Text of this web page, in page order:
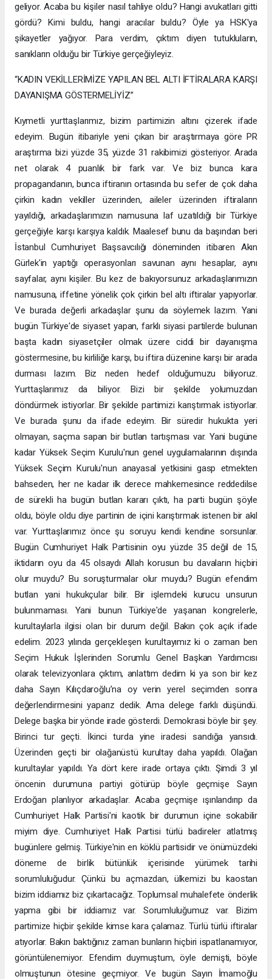
geliyor. Acaba bu kişiler nasıl tahliye oldu? Hangi avukatları gitti
gördü? Kimi buldu, hangi aracılar buldu? Öyle ya HSK'ya
şikayetler yağıyor. Para verdim, çıktım diyen tutukluların,
sanıkların olduğu bir Türkiye gerçeğiyleyiz.
“KADIN VEKİLLERİMİZE YAPILAN BEL ALTI İFTİRALARA KARŞI
DAYANIŞMA GÖSTERMELİYİZ”
Kıymetli yurttaşlarımız, bizim partimizin altını çizerek ifade
edeyim. Bugün itibariyle yeni çıkan bir araştırmaya göre PR
araştırma bizi yüzde 35, yüzde 31 rakibimizi gösteriyor. Arada
net olarak 4 puanlık bir fark var. Ve biz bunca kara
propagandanın, bunca iftiranın ortasında bu sefer de çok daha
çirkin kadın vekiller üzerinden, aileler üzerinden iftiraların
yayıldığı, arkadaşlarımızın namusuna laf uzatıldığı bir Türkiye
gerçeğiyle karşı karşıya kaldık. Maalesef bunu da başından beri
İstanbul Cumhuriyet Başsavcılığı döneminden itibaren Akın
Gürlek'in yaptığı operasyonları savunan aynı hesaplar, aynı
sayfalar, aynı kişiler. Bu kez de bakıyorsunuz arkadaşlarımızın
namusuna, iffetine yönelik çok çirkin bel altı iftiralar yapıyorlar.
Ve burada değerli arkadaşlar şunu da söylemek lazım. Yani
bugün Türkiye'de siyaset yapan, farklı siyasi partilerde bulunan
başta kadın siyasetçiler olmak üzere ciddi bir dayanışma
göstermesine, bu kirliliğe karşı, bu iftira düzenine karşı bir arada
durması lazım. Biz neden hedef olduğumuzu biliyoruz.
Yurttaşlarımız da biliyor. Bizi bir şekilde yolumuzdan
döndürmek istiyorlar. Bir şekilde partimizi karıştırmak istiyorlar.
Ve burada şunu da ifade edeyim. Bir süredir hukukta yeri
olmayan, saçma sapan bir butlan tartışması var. Yani bugüne
kadar Yüksek Seçim Kurulu'nun genel uygulamalarının dışında
Yüksek Seçim Kurulu'nun anayasal yetkisini gasp etmekten
bahseden, her ne kadar ilk derece mahkemesince reddedilse
de sürekli ha bugün butlan kararı çıktı, ha parti bugün şöyle
oldu, böyle oldu diye partinin de içini karıştırmak istenen bir akıl
var. Yurttaşlarımız önce şu soruyu kendi kendine sorsunlar.
Bugün Cumhuriyet Halk Partisinin oyu yüzde 35 değil de 15,
iktidarın oyu da 45 olsaydı Allah korusun bu davaların hiçbiri
olur muydu? Bu soruşturmalar olur muydu? Bugün efendim
butlan yani hukukçular bilir. Bir işlemdeki kurucu unsurun
bulunmaması. Yani bunun Türkiye'de yaşanan kongrelerle,
kurultaylarla ilgisi olan bir durum değil. Bakın çok açık ifade
edelim. 2023 yılında gerçekleşen kurultayımız ki o zaman ben
Seçim Hukuk İşlerinden Sorumlu Genel Başkan Yardımcısı
olarak televizyonlara çıktım, anlattım dedim ki ya son bir kez
daha Sayın Kılıçdaroğlu’na oy verin yerel seçimden sonra
değerlendirmesini yaparız dedik. Ama delege farklı düşündü.
Delege başka bir yönde irade gösterdi. Demokrasi böyle bir şey.
Birinci tur geçti. İkinci turda yine iradesi sandığa yansıdı.
Üzerinden geçti bir olağanüstü kurultay daha yapıldı. Olağan
kurultaylar yapıldı. Ya dört kere irade ortaya çıktı. Şimdi 3 yıl
öncenin durumuna partiyi götürüp böyle geçmişe Sayın
Erdoğan planlıyor arkadaşlar. Acaba geçmişe ışınlandırıp da
Cumhuriyet Halk Partisi'ni kaotik bir durumun içine sokabilir
miyim diye. Cumhuriyet Halk Partisi türlü badireler atlatmış
bugünlere gelmiş. Türkiye'nin en köklü partisidir ve önümüzdeki
döneme de birlik bütünlük içerisinde yürümek tarihi
sorumluluğudur. Çünkü bu açmazdan, ülkemizi bu kaostan
bizim iddiamız biz çıkartacağız. Toplumsal muhalefete önderlik
yapma gibi bir iddiamız var. Sorumluluğumuz var. Bizim
partimize hiçbir şekilde kimse kara çalamaz. Türlü türlü iftiralar
atıyorlar. Bakın baktığınız zaman bunların hiçbiri ispatlanamıyor,
görüntülenemiyor. Efendim duymuştum, öyle demişti, böyle
olmuştunun ötesine geçmiyor. Ve bugün Sayın İmamoğlu